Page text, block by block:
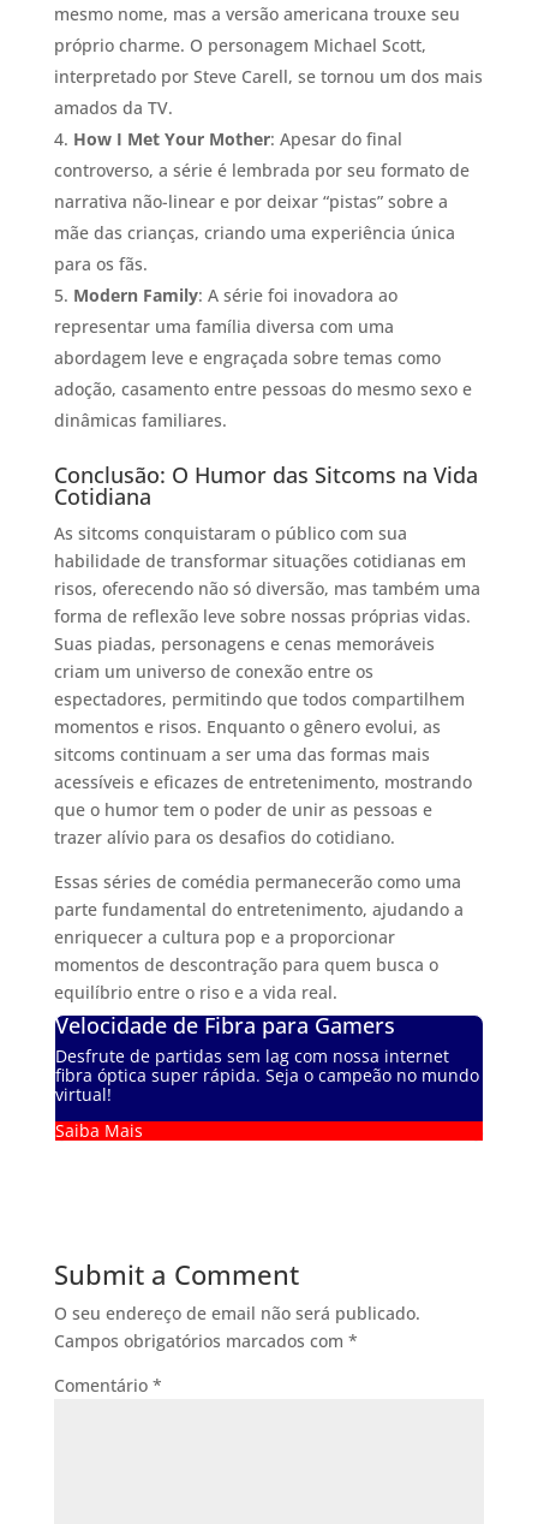
mesmo nome, mas a versão americana trouxe seu
próprio charme. O personagem Michael Scott,
interpretado por Steve Carell, se tornou um dos mais
amados da TV.
How I Met Your Mother: Apesar do final
controverso, a série é lembrada por seu formato de
narrativa não-linear e por deixar “pistas” sobre a
mãe das crianças, criando uma experiência única
para os fãs.
Modern Family: A série foi inovadora ao
representar uma família diversa com uma
abordagem leve e engraçada sobre temas como
adoção, casamento entre pessoas do mesmo sexo e
dinâmicas familiares.
Conclusão: O Humor das Sitcoms na Vida
Cotidiana
As sitcoms conquistaram o público com sua
habilidade de transformar situações cotidianas em
risos, oferecendo não só diversão, mas também uma
forma de reflexão leve sobre nossas próprias vidas.
Suas piadas, personagens e cenas memoráveis
criam um universo de conexão entre os
espectadores, permitindo que todos compartilhem
momentos e risos. Enquanto o gênero evolui, as
sitcoms continuam a ser uma das formas mais
acessíveis e eficazes de entretenimento, mostrando
que o humor tem o poder de unir as pessoas e
trazer alívio para os desafios do cotidiano.
Essas séries de comédia permanecerão como uma
parte fundamental do entretenimento, ajudando a
enriquecer a cultura pop e a proporcionar
momentos de descontração para quem busca o
equilíbrio entre o riso e a vida real.
Velocidade de Fibra para Gamers
Desfrute de partidas sem lag com nossa internet
fibra óptica super rápida. Seja o campeão no mundo
virtual!
Saiba Mais
Submit a Comment
O seu endereço de email não será publicado.
Campos obrigatórios marcados com *
Comentário *